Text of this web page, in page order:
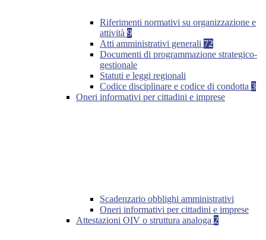
Riferimenti normativi su organizzazione e
attività 9
Atti amministrativi generali 72
Documenti di programmazione strategico-
gestionale
Statuti e leggi regionali
Codice disciplinare e codice di condotta 3
Oneri informativi per cittadini e imprese
Scadenzario obblighi amministrativi
Oneri informativi per cittadini e imprese
Attestazioni OIV o struttura analoga 2